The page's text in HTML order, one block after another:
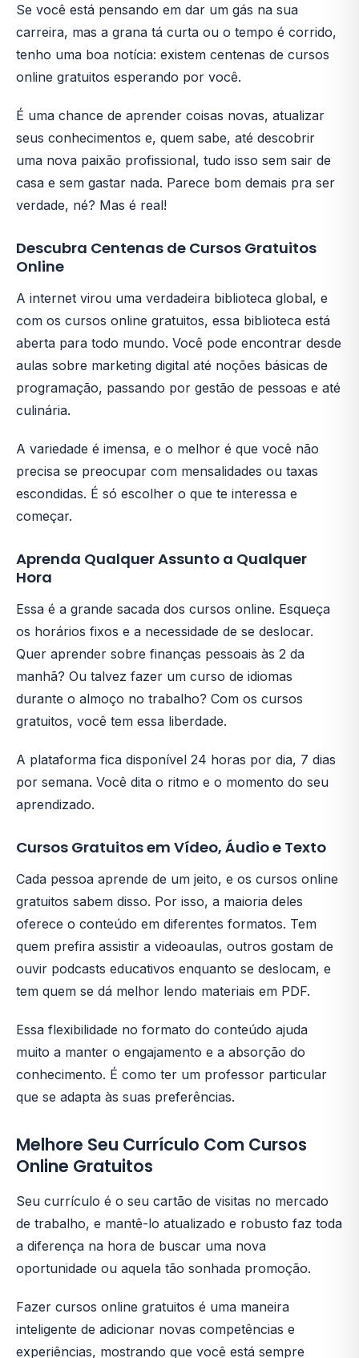
Se você está pensando em dar um gás na sua
carreira, mas a grana tá curta ou o tempo é corrido,
tenho uma boa notícia: existem centenas de cursos
online gratuitos esperando por você.
É uma chance de aprender coisas novas, atualizar
seus conhecimentos e, quem sabe, até descobrir
uma nova paixão profissional, tudo isso sem sair de
casa e sem gastar nada. Parece bom demais pra ser
verdade, né? Mas é real!
Descubra Centenas de Cursos Gratuitos
Online
A internet virou uma verdadeira biblioteca global, e
com os cursos online gratuitos, essa biblioteca está
aberta para todo mundo. Você pode encontrar desde
aulas sobre marketing digital até noções básicas de
programação, passando por gestão de pessoas e até
culinária.
A variedade é imensa, e o melhor é que você não
precisa se preocupar com mensalidades ou taxas
escondidas. É só escolher o que te interessa e
começar.
Aprenda Qualquer Assunto a Qualquer
Hora
Essa é a grande sacada dos cursos online. Esqueça
os horários fixos e a necessidade de se deslocar.
Quer aprender sobre finanças pessoais às 2 da
manhã? Ou talvez fazer um curso de idiomas
durante o almoço no trabalho? Com os cursos
gratuitos, você tem essa liberdade.
A plataforma fica disponível 24 horas por dia, 7 dias
por semana. Você dita o ritmo e o momento do seu
aprendizado.
Cursos Gratuitos em Vídeo, Áudio e Texto
Cada pessoa aprende de um jeito, e os cursos online
gratuitos sabem disso. Por isso, a maioria deles
oferece o conteúdo em diferentes formatos. Tem
quem prefira assistir a videoaulas, outros gostam de
ouvir podcasts educativos enquanto se deslocam, e
tem quem se dá melhor lendo materiais em PDF.
Essa flexibilidade no formato do conteúdo ajuda
muito a manter o engajamento e a absorção do
conhecimento. É como ter um professor particular
que se adapta às suas preferências.
Melhore Seu Currículo Com Cursos
Online Gratuitos
Seu currículo é o seu cartão de visitas no mercado
de trabalho, e mantê-lo atualizado e robusto faz toda
a diferença na hora de buscar uma nova
oportunidade ou aquela tão sonhada promoção.
Fazer cursos online gratuitos é uma maneira
inteligente de adicionar novas competências e
experiências, mostrando que você está sempre